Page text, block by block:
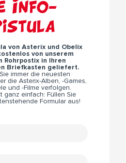
Info-
von Asterix und Obelix
von unserem
Rohrpostix in Ihren
Briefkasten geliefert.
immer die neuesten
die Asterix-Alben, -Games,
und -Filme verfolgen.
ganz einfach: Füllen Sie
Formular aus!